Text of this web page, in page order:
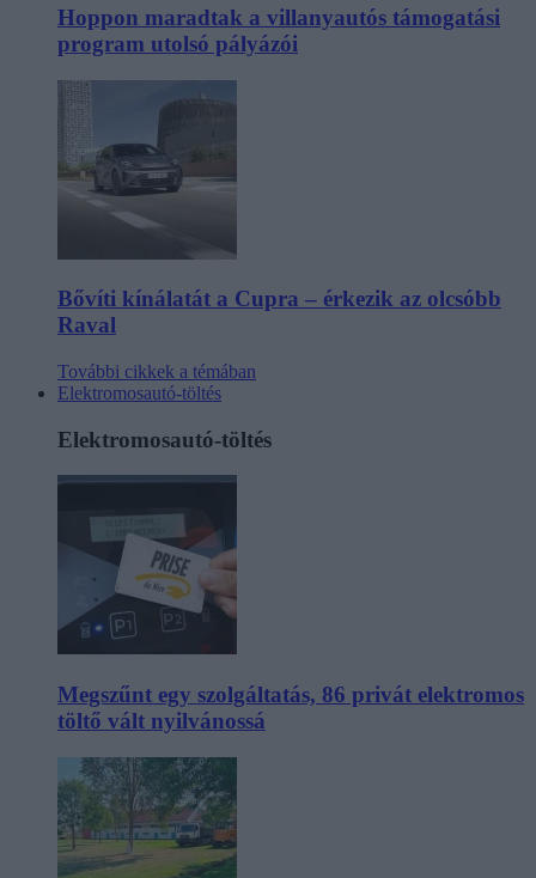
Hoppon maradtak a villanyautós támogatási
program utolsó pályázói
Bővíti kínálatát a Cupra – érkezik az olcsóbb
Raval
További cikkek a témában
Elektromosautó-töltés
Elektromosautó-töltés
Megszűnt egy szolgáltatás, 86 privát elektromos
töltő vált nyilvánossá